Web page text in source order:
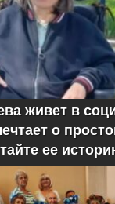
живет в
о
ее